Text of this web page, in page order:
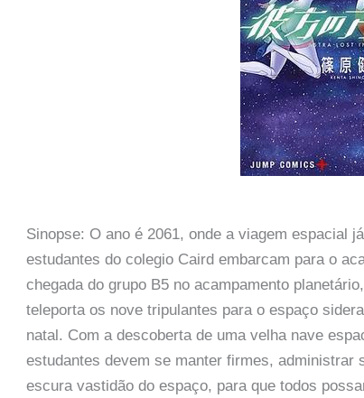
Sinopse: O ano é 2061, onde a viagem espacial
estudantes do colegio Caird embarcam para o
chegada do grupo B5 no acampamento
teleporta os nove tripulantes para o espaço
natal. Com a descoberta de uma velha nave
estudantes devem se manter firmes,
escura vastidão do espaço, para que todos